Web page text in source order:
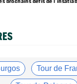
: "On essaiera encore..."
Tour de